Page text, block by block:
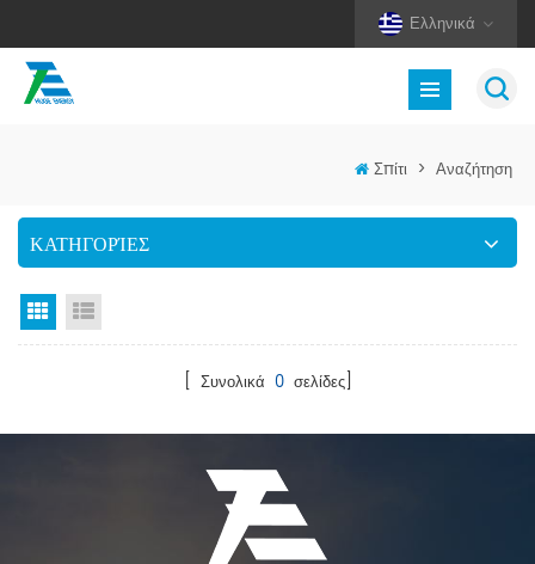
Ελληνικά
Σπίτι > Αναζήτηση
ΚΑΤΗΓΟΡΊΕΣ
Προβολή πλέγματος
[ Συνολικά 0σελίδες]